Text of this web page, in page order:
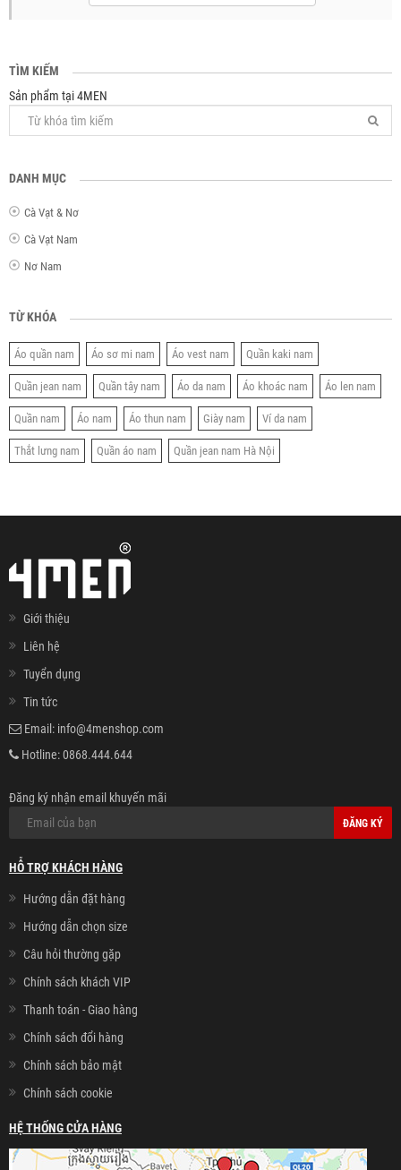
TÌM KIẾM
Sản phẩm tại 4MEN
DANH MỤC
Cà Vạt & Nơ
Cà Vạt Nam
Nơ Nam
TỪ KHÓA
Áo quần nam Áo sơ mi nam Áo vest nam Quần kaki nam
Quần jean nam Quần tây nam Áo da nam Áo khoác nam Áo len nam
Quần nam Áo nam Áo thun nam Giày nam Ví da nam
Thắt lưng nam Quần áo nam Quần jean nam Hà Nội
Giới thiệu
Liên hệ
Tuyển dụng
Tin tức
Email: info@4menshop.com
Hotline:0868.444.644
Đăng ký nhận email khuyến mãi
ĐĂNG KÝ
HỖ TRỢ KHÁCH HÀNG
Hướng dẫn đặt hàng
Hướng dẫn chọn size
Câu hỏi thường gặp
Chính sách khách VIP
Thanh toán - Giao hàng
Chính sách đổi hàng
Chính sách bảo mật
Chính sách cookie
HỆ THỐNG CỬA HÀNG